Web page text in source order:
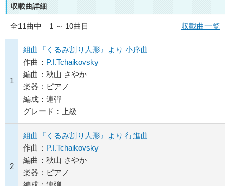
収載曲詳細
全11曲中 1 ～ 10曲目 収載曲一覧
1
組曲『くるみ割り人形』より 小序曲
作曲： P.I.Tchaikovsky
編曲：秋山 さやか
楽器：ピアノ
編成：連弾
グレード：上級
2
組曲『くるみ割り人形』より 行進曲
作曲： P.I.Tchaikovsky
編曲：秋山 さやか
楽器：ピアノ